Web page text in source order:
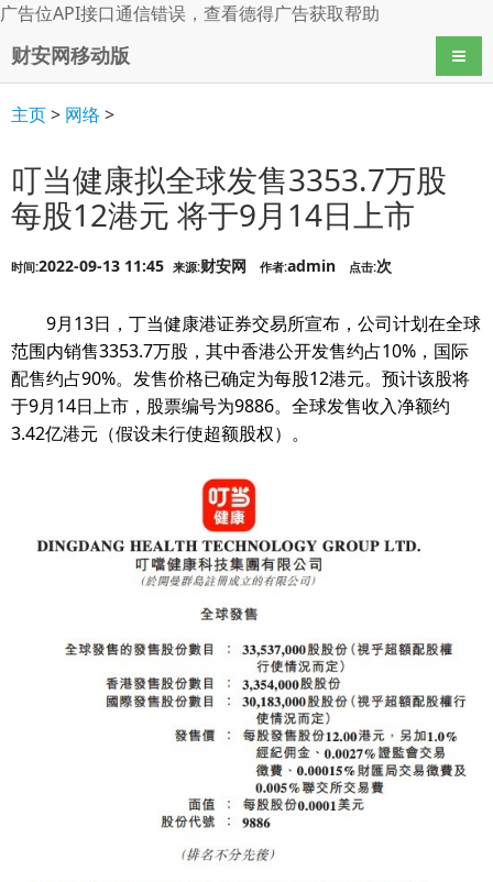
广告位API接口通信错误，查看德得广告获取帮助
财安网移动版 导航
主页> 网络>
叮当健康拟全球发售3353.7万股
每股12港元 将于9月14日上市
时间:2022-09-13 11:45 来源:财安网 作者:admin 点击:次
9月13日，丁当健康港证券交易所宣布，公司计划在全球
范围内销售3353.7万股，其中香港公开发售约占10%，国际
配售约占90%。发售价格已确定为每股12港元。预计该股将
于9月14日上市，股票编号为9886。全球发售收入净额约
3.42亿港元（假设未行使超额股权）。